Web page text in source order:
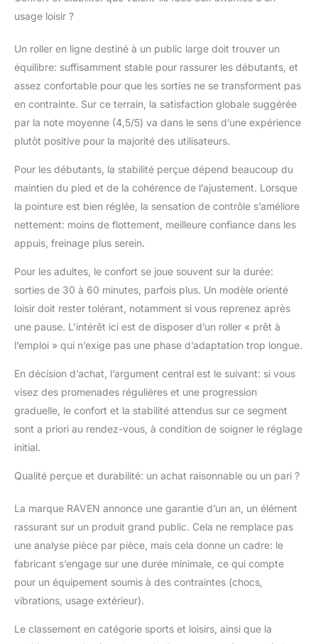
usage loisir ?
Un roller en ligne destiné à un public large doit trouver un
équilibre: suffisamment stable pour rassurer les débutants, et
assez confortable pour que les sorties ne se transforment pas
en contrainte. Sur ce terrain, la satisfaction globale suggérée
par la note moyenne (4,5/5) va dans le sens d’une expérience
plutôt positive pour la majorité des utilisateurs.
Pour les débutants, la stabilité perçue dépend beaucoup du
maintien du pied et de la cohérence de l’ajustement. Lorsque
la pointure est bien réglée, la sensation de contrôle s’améliore
nettement: moins de flottement, meilleure confiance dans les
appuis, freinage plus serein.
Pour les adultes, le confort se joue souvent sur la durée:
sorties de 30 à 60 minutes, parfois plus. Un modèle orienté
loisir doit rester tolérant, notamment si vous reprenez après
une pause. L’intérêt ici est de disposer d’un roller « prêt à
l’emploi » qui n’exige pas une phase d’adaptation trop longue.
En décision d’achat, l’argument central est le suivant: si vous
visez des promenades régulières et une progression
graduelle, le confort et la stabilité attendus sur ce segment
sont a priori au rendez-vous, à condition de soigner le réglage
initial.
Qualité perçue et durabilité: un achat raisonnable ou un pari ?
La marque RAVEN annonce une garantie d’un an, un élément
rassurant sur un produit grand public. Cela ne remplace pas
une analyse pièce par pièce, mais cela donne un cadre: le
fabricant s’engage sur une durée minimale, ce qui compte
pour un équipement soumis à des contraintes (chocs,
vibrations, usage extérieur).
Le classement en catégorie sports et loisirs, ainsi que la